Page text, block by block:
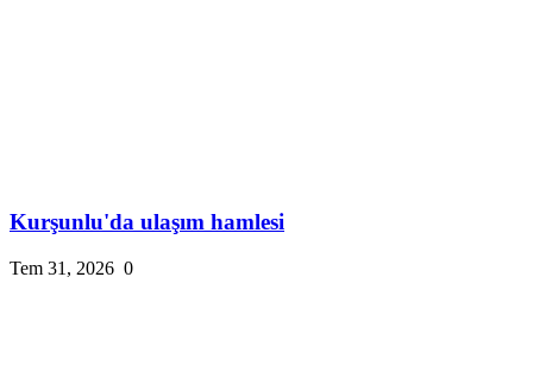
Kurşunlu'da ulaşım hamlesi
Tem 31, 2026 0